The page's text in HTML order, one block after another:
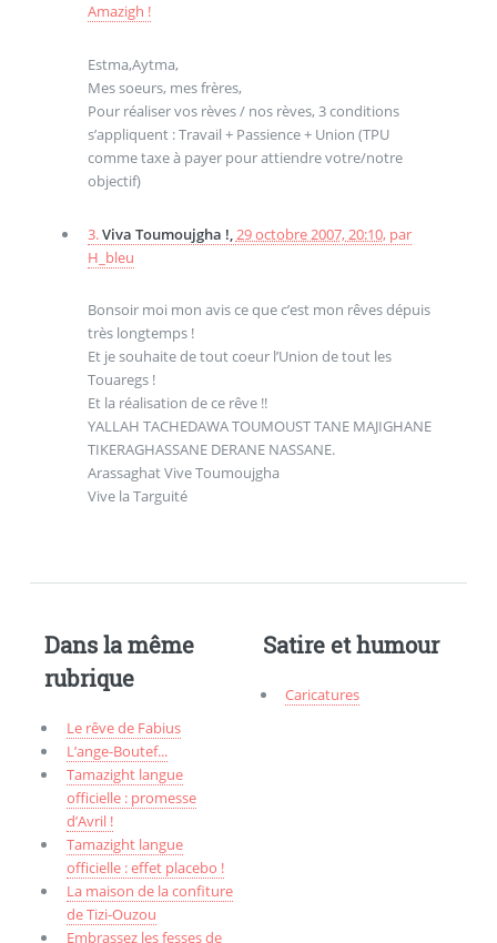
Amazigh !
Estma,Aytma,
Mes soeurs, mes frères,
Pour réaliser vos rèves / nos rèves, 3 conditions
s’appliquent : Travail + Passience + Union (TPU
comme taxe à payer pour attiendre votre/notre
objectif)
3.Viva Toumoujgha !, 29 octobre 2007, 20:10, par
H_bleu
Bonsoir moi mon avis ce que c’est mon rêves dépuis
très longtemps !
Et je souhaite de tout coeur l’Union de tout les
Touaregs !
Et la réalisation de ce rêve !!
YALLAH TACHEDAWA TOUMOUST TANE MAJIGHANE
TIKERAGHASSANE DERANE NASSANE.
Arassaghat Vive Toumoujgha
Vive la Targuité
Dans la même
rubrique
Le rêve de Fabius
L’ange-Boutef...
Tamazight langue
officielle : promesse
d’Avril !
Tamazight langue
officielle : effet placebo !
La maison de la confiture
de Tizi-Ouzou
Embrassez les fesses de
Satire et humour
Caricatures